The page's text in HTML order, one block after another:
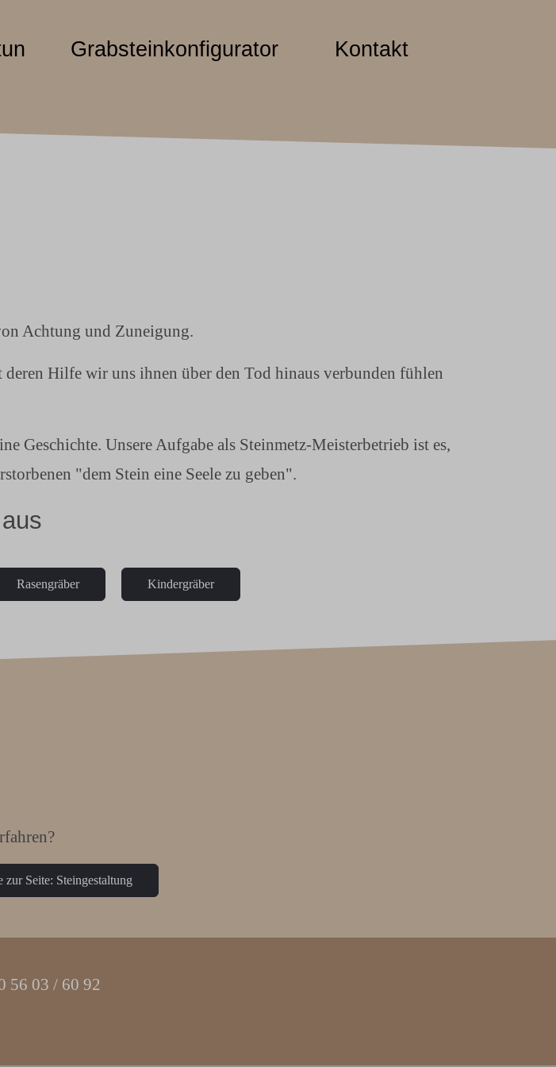
Grabsteinkonfigurator Kontakt
Achtung und Zuneigung.
Hilfe wir uns ihnen über den Tod hinaus verbunden fühlen
Geschichte. Unsere Aufgabe als Steinmetz-Meisterbetrieb ist es,
"dem Stein eine Seele zu geben".
Rasengräber Kindergräber
zur Seite: Steingestaltung
56 03 / 60 92